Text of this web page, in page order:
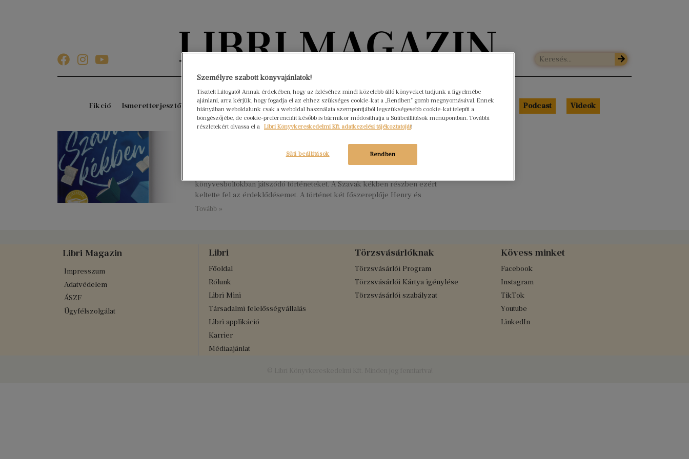
Könyvektől az olvasókig
Fikció Ismeretterjesztő Gyerekkönyvek Interjúk Beleolvasó A hónap könyvei HÍREK Libri Portré Podcast Videók
Nincs hozzászólás
[include-url href=”https://www.libri.hu/libri-magazin-termeklista/?
könyvesboltokban játszódó történeteket. A Szavak kékben részben ezért
keltette fel az érdeklődésemet. A történet két főszereplője Henry és
Tovább »
Libri Magazin
Impresszum
Adatvédelem
ÁSZF
Ügyfélszolgálat
Libri
Főoldal
Rólunk
Libri Mini
Társadalmi felelősségvállalás
Libri applikáció
Karrier
Médiaajánlat
Törzsvásárlóknak
Törzsvásárlói Program
Törzsvásárlói Kártya igénylése
Törzsvásárlói szabályzat
Kövess minket
Facebook
Instagram
TikTok
Youtube
LinkedIn
Személyre szabott könyvajánlatok!
Tisztelt Látogató! Annak érdekében, hogy az ízléséhez minél közelebb álló könyveket tudjunk a figyelmébe
ajánlani, arra kérjük, hogy fogadja el az ehhez szükséges cookie-kat a „Rendben” gomb megnyomásával. Ennek
hiányában weboldalunk csak a weboldal használata szempontjából legszükségesebb cookie-kat telepíti a
böngészőjébe, de cookie-preferenciáit később is bármikor módosíthatja a Sütibeállítások menüpontban. További
részletekért olvassa el a Libri Könyvkereskedelmi Kft. adatkezelési tájékoztatóját!
Rendben
Süti beállítások